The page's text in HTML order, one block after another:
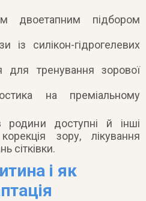
двоетапним підбором
із силікон-гідрогелевих
для тренування зорової
на преміальному
доступні й інші
зору, лікування
сітківки.
і як